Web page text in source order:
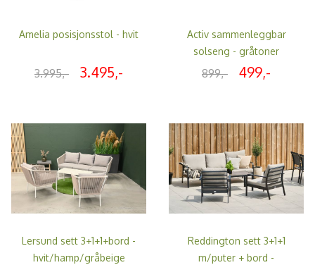
Amelia posisjonsstol - hvit
3.995,- 3.495,-
Activ sammenleggbar
solseng - gråtoner
899,- 499,-
Lersund sett 3+1+1+bord -
hvit/hamp/gråbeige
Reddington sett 3+1+1
m/puter + bord -